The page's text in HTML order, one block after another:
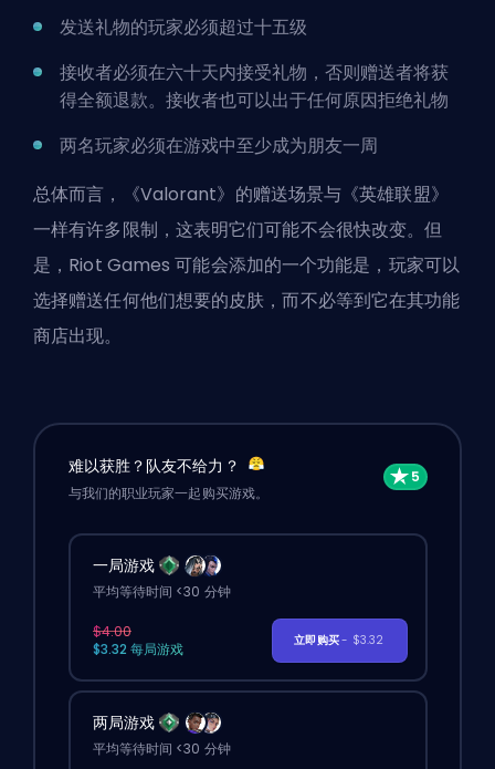
发送礼物的玩家必须超过十五级
接收者必须在六十天内接受礼物，否则赠送者将获
得全额退款。接收者也可以出于任何原因拒绝礼物
两名玩家必须在游戏中至少成为朋友一周
总体而言，《Valorant》的赠送场景与《英雄联盟》
一样有许多限制，这表明它们可能不会很快改变。但
是， Riot Games 可能会添加的一个功能是，玩家可以
选择赠送任何他们想要的皮肤，而不必等到它在其功能
商店出现。
难以获胜？队友不给力？
与我们的职业玩家一起购买游戏。
一局游戏
平均等待时间 <30 分钟
$4.00
$3.32 每局游戏
立即购买- $3.32
两局游戏
平均等待时间 <30 分钟